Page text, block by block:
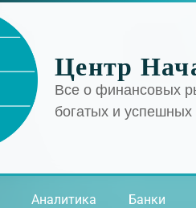
Центр
Все о финансовых
богатых и успешных
Аналитика Банки